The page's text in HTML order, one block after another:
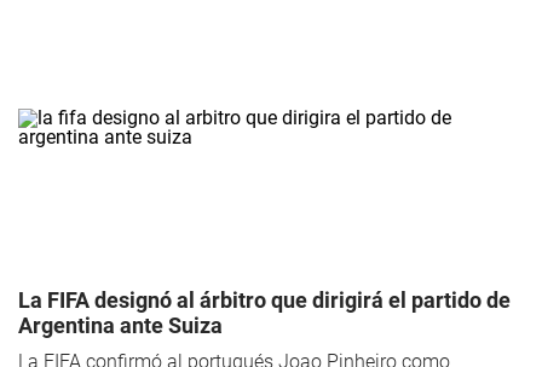
La FIFA designó al árbitro que dirigirá el partido de
Argentina ante Suiza
La FIFA confirmó al portugués Joao Pinheiro como